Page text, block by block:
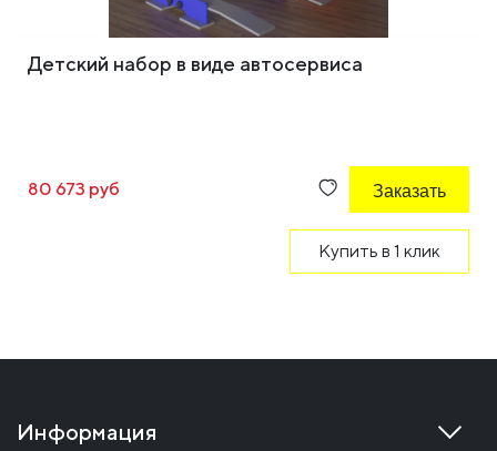
Детский набор в виде автосервиса
80 673 руб Заказать
Купить в 1 клик
Информация